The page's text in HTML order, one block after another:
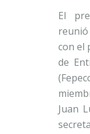
El
con el
de
Juan